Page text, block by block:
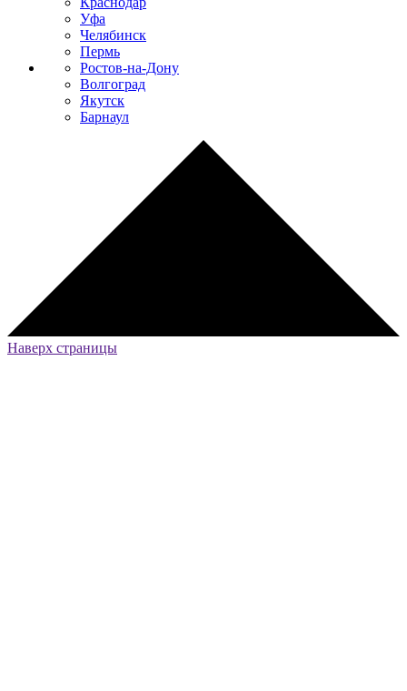
Уфа
Челябинск
Пермь
Ростов-на-Дону
Волгоград
Якутск
Барнаул
Наверх страницы